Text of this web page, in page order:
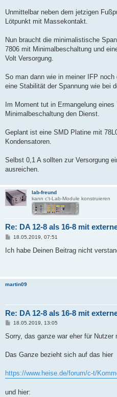
Unmittelbar neben dem jetzigen
Lötpunkt mit Massekontakt.
Nun braucht die minimalistische
7806 mit Minimalbeschaltung und
Volt Versorgung.
So man dann wie in meiner IFP
eine Stabilität der Spannung wie bei
Im Moment tut in Ermangelung
Minimalbeschaltung den Dienst.
Geplant ist eine SMD Platine mit
Kondensatoren.
Selbst 0,1 A sollten zur Versorgung
ausreichen.
lab-freund
kann c't-Lab-Module konstruieren
Re: DA 12-8 als 16-8 mit
B
i
18.05.2019, 07:51
Ich habe Deinen Beitrag nicht
martin09
Re: DA 12-8 als 16-8 mit
B
i
a
18.05.2019, 13:05
Sorry, das ganze war eher für
Das Ganze bezieht sich auf das hier
https://www.heise.de/forum/c-t/
und hier: